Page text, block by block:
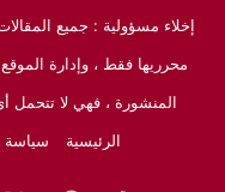
إخلاء مسؤولية : جميع
محرريها فقط ، وإدارة
المنشورة ، فهي لا تتحمل
الرئيسية
سياسة